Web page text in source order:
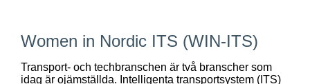
Women in Nordic ITS (WIN-ITS)
Transport- och techbranschen är två branscher som
idag är ojämställda. Intelligenta transportsystem (ITS)